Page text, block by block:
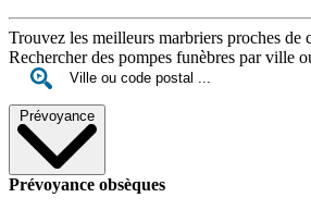
Trouvez les meilleurs marbriers proches de
Rechercher des pompes funèbres par ville
Prévoyance
Prévoyance obsèques